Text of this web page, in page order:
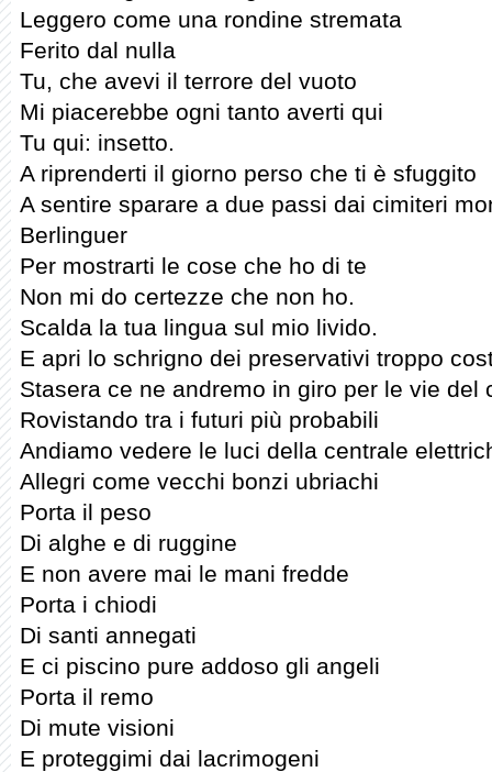
Leggero come una rondine stremata
Ferito dal nulla
Tu, che avevi il terrore del vuoto
Mi piacerebbe ogni tanto averti qui
Tu qui: insetto.
A riprenderti il giorno perso che ti è sfuggito
A sentire sparare a due passi dai cimiteri
Berlinguer
Per mostrarti le cose che ho di te
Non mi do certezze che non ho.
Scalda la tua lingua sul mio livido.
E apri lo schrigno dei preservativi troppo
Stasera ce ne andremo in giro per le vie del
Rovistando tra i futuri più probabili
Andiamo vedere le luci della centrale
Allegri come vecchi bonzi ubriachi
Porta il peso
Di alghe e di ruggine
E non avere mai le mani fredde
Porta i chiodi
Di santi annegati
E ci piscino pure addoso gli angeli
Porta il remo
Di mute visioni
E proteggimi dai lacrimogeni